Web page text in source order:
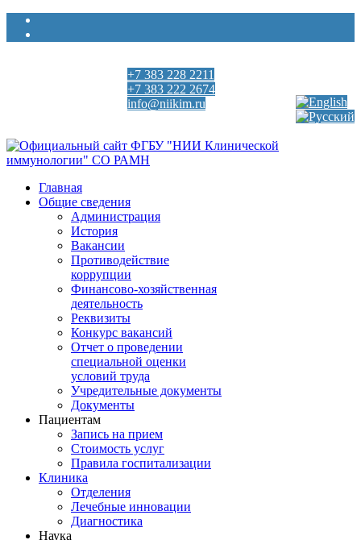
+7 383 228 2211
+7 383 222 2674
info@niikim.ru
Главная
Общие сведения
Администрация
История
Вакансии
Противодействие
коррупции
Финансово-хозяйственная
деятельность
Реквизиты
Конкурс вакансий
Отчет о проведении
специальной оценки
условий труда
Учредительные документы
Документы
Пациентам
Запись на прием
Стоимость услуг
Правила госпитализации
Клиника
Отделения
Лечебные инновации
Диагностика
Наука